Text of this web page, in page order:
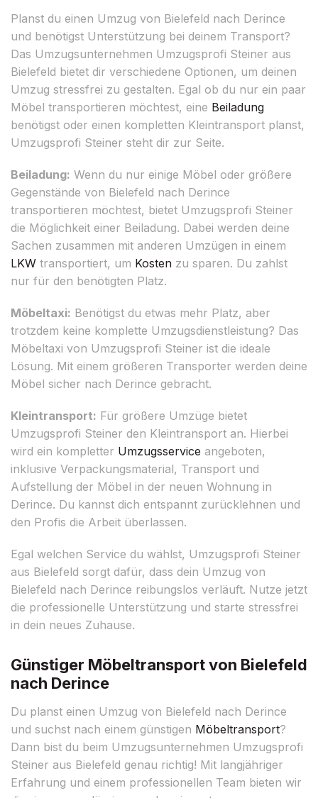
Planst du einen Umzug von Bielefeld nach Derince
und benötigst Unterstützung bei deinem Transport?
Das Umzugsunternehmen Umzugsprofi Steiner aus
Bielefeld bietet dir verschiedene Optionen, um deinen
Umzug stressfrei zu gestalten. Egal ob du nur ein paar
Möbel transportieren möchtest, eine Beiladung
benötigst oder einen kompletten Kleintransport planst,
Umzugsprofi Steiner steht dir zur Seite.
Beiladung: Wenn du nur einige Möbel oder größere
Gegenstände von Bielefeld nach Derince
transportieren möchtest, bietet Umzugsprofi Steiner
die Möglichkeit einer Beiladung. Dabei werden deine
Sachen zusammen mit anderen Umzügen in einem
LKW transportiert, um Kosten zu sparen. Du zahlst
nur für den benötigten Platz.
Möbeltaxi: Benötigst du etwas mehr Platz, aber
trotzdem keine komplette Umzugsdienstleistung? Das
Möbeltaxi von Umzugsprofi Steiner ist die ideale
Lösung. Mit einem größeren Transporter werden deine
Möbel sicher nach Derince gebracht.
Kleintransport: Für größere Umzüge bietet
Umzugsprofi Steiner den Kleintransport an. Hierbei
wird ein kompletter Umzugsservice angeboten,
inklusive Verpackungsmaterial, Transport und
Aufstellung der Möbel in der neuen Wohnung in
Derince. Du kannst dich entspannt zurücklehnen und
den Profis die Arbeit überlassen.
Egal welchen Service du wählst, Umzugsprofi Steiner
aus Bielefeld sorgt dafür, dass dein Umzug von
Bielefeld nach Derince reibungslos verläuft. Nutze jetzt
die professionelle Unterstützung und starte stressfrei
in dein neues Zuhause.
Günstiger Möbeltransport von Bielefeld
nach Derince
Du planst einen Umzug von Bielefeld nach Derince
und suchst nach einem günstigen Möbeltransport?
Dann bist du beim Umzugsunternehmen Umzugsprofi
Steiner aus Bielefeld genau richtig! Mit langjähriger
Erfahrung und einem professionellen Team bieten wir